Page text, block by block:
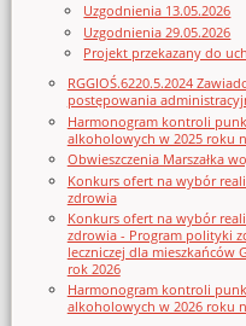
Uzgodnienia 13.05.2026
Uzgodnienia 29.05.2026
Projekt przekazany do
RGGIOŚ.6220.5.2024
postępowania
Harmonogram kontroli
alkoholowych w 2025 roku
Obwieszczenia Marszałka
Konkurs ofert na wybór
zdrowia
Konkurs ofert na wybór
zdrowia - Program polityki
leczniczej dla mieszkańców
rok 2026
Harmonogram kontroli
alkoholowych w 2026 roku